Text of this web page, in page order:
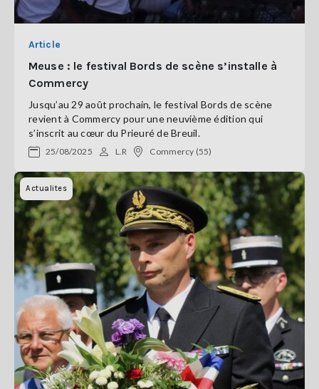
Article
Meuse : le festival Bords de scène s’installe à
Commercy
Jusqu’au 29 août prochain, le festival Bords de scène
revient à Commercy pour une neuvième édition qui
s’inscrit au cœur du Prieuré de Breuil.
25/08/2025 L.R Commercy (55)
Actualites